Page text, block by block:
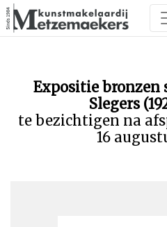
Expositie bronzen
Slegers
te bezichtigen na
16